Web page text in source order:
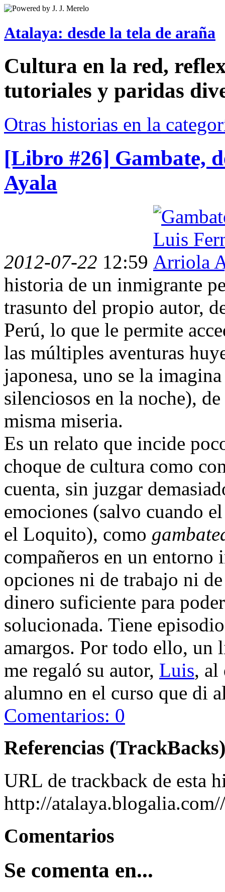
Atalaya: desde la tela de araña
Cultura en la red,
tutoriales y paridas
Otras historias en la
[Libro #26] Gambate,
Ayala
2012-07-22 12:59
historia de un inmigrante
trasunto del propio autor,
Perú, lo que le permite
las múltiples aventuras
japonesa, uno se la
silenciosos en la noche),
misma miseria.
Es un relato que incide
choque de cultura como
cuenta, sin juzgar
emociones (salvo cuando
el Loquito), como
compañeros en un entorno
opciones ni de trabajo ni
dinero suficiente para
solucionada. Tiene
amargos. Por todo ello, un
me regaló su autor, Luis, al
alumno en el curso que di
Comentarios: 0
Referencias (TrackBacks)
URL de trackback de esta
http://
Comentarios
Se comenta en...